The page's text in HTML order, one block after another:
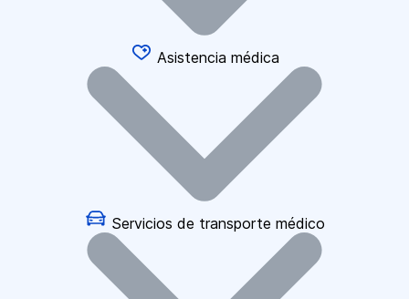
Asistencia médica
Servicios de transporte médico